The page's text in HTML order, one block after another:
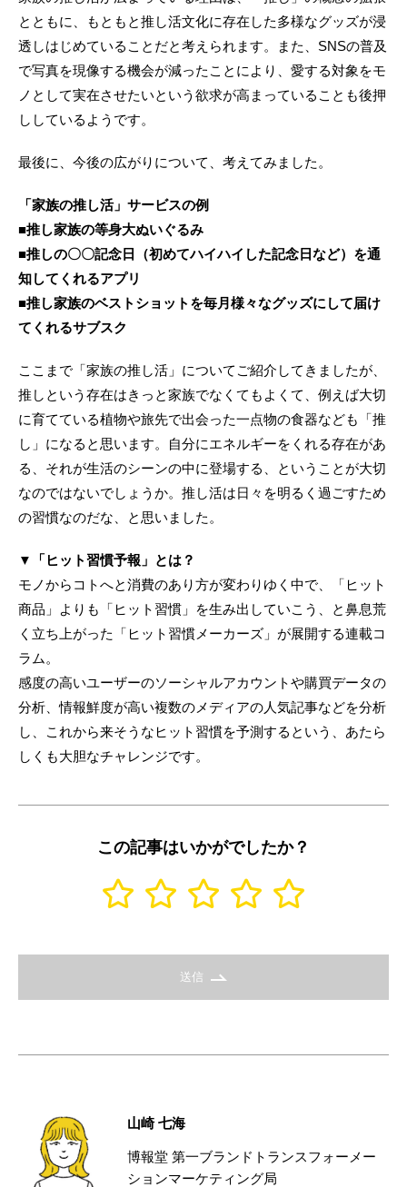
とともに、もともと推し活文化に存在した多様なグッズが浸
透しはじめていることだと考えられます。また、SNSの普及
で写真を現像する機会が減ったことにより、愛する対象をモ
ノとして実在させたいという欲求が高まっていることも後押
ししているようです。
最後に、今後の広がりについて、考えてみました。
「家族の推し活」サービスの例
■推し家族の等身大ぬいぐるみ
■推しの〇〇記念日（初めてハイハイした記念日など）を通
知してくれるアプリ
■推し家族のベストショットを毎月様々なグッズにして届け
てくれるサブスク
ここまで「家族の推し活」についてご紹介してきましたが、
推しという存在はきっと家族でなくてもよくて、例えば大切
に育てている植物や旅先で出会った一点物の食器なども「推
し」になると思います。自分にエネルギーをくれる存在があ
る、それが生活のシーンの中に登場する、ということが大切
なのではないでしょうか。推し活は日々を明るく過ごすため
の習慣なのだな、と思いました。
▼「ヒット習慣予報」とは？
モノからコトへと消費のあり方が変わりゆく中で、「ヒット
商品」よりも「ヒット習慣」を生み出していこう、と鼻息荒
く立ち上がった「ヒット習慣メーカーズ」が展開する連載コ
ラム。
感度の高いユーザーのソーシャルアカウントや購買データの
分析、情報鮮度が高い複数のメディアの人気記事などを分析
し、これから来そうなヒット習慣を予測するという、あたら
しくも大胆なチャレンジです。
この記事はいかがでしたか？
送信
山崎 七海
博報堂 第一ブランドトランスフォーメー
ションマーケティング局